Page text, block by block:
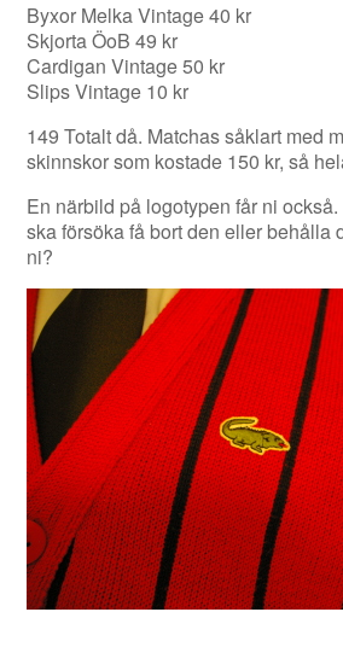
Byxor Melka Vintage 40 kr
Skjorta ÖoB 49 kr
Cardigan Vintage 50 kr
Slips Vintage 10 kr
149 Totalt då. Matchas såklart med
skinnskor som kostade 150 kr, så
En närbild på logotypen får ni
ska försöka få bort den eller behålla
ni?